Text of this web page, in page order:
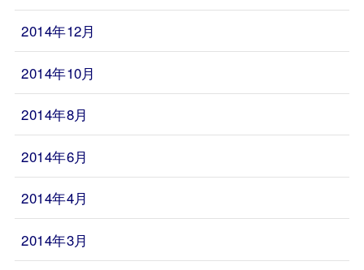
2014年12月
2014年10月
2014年8月
2014年6月
2014年4月
2014年3月